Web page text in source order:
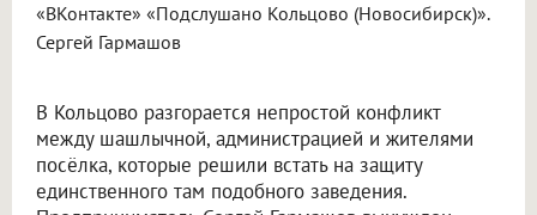
«ВКонтакте» «Подслушано Кольцово (Новосибирск)».
Сергей Гармашов
В Кольцово разгорается непростой конфликт
между шашлычной, администрацией и жителями
посёлка, которые решили встать на защиту
единственного там подобного заведения.